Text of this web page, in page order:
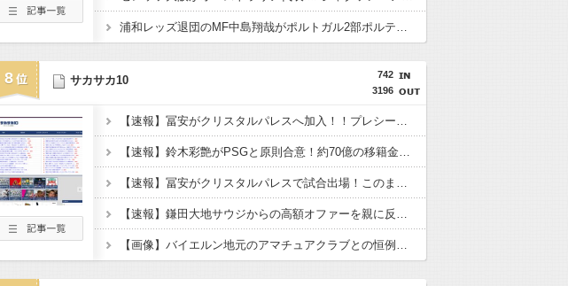
浦和レッズ退団のMF中島翔哉がポルトガル2部ポルティモネンセ加入決定 4年ぶりの古巣復帰に
8
742
3196
サカサカ10
【速報】冨安がクリスタルパレスへ加入！！プレシーズン参加から本契約へ！
【速報】鈴木彩艶がPSGと原則合意！約70億の移籍金となる模様
【速報】冨安がクリスタルパレスで試合出場！このまま内定の声が上がっている模様wwwww
【速報】鎌田大地サウジからの高額オファーを親に反対され断っていたwwwww
【画像】バイエルン地元のアマチュアクラブとの恒例の試合の結果がこちらwwwww